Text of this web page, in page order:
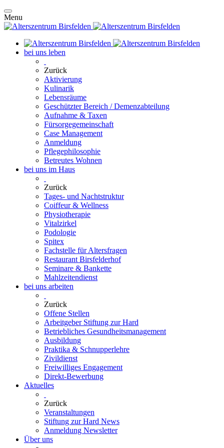
Menu
bei uns leben
Zurück
Aktivierung
Kulinarik
Lebensräume
Geschützter Bereich / Demenzabteilung
Aufnahme & Taxen
Fürsorgegemeinschaft
Case Management
Anmeldung
Pflegephilosophie
Betreutes Wohnen
bei uns im Haus
Zurück
Tages- und Nachtstruktur
Coiffeur & Wellness
Physiotherapie
Vitalzirkel
Podologie
Spitex
Fachstelle für Altersfragen
Restaurant Birsfelderhof
Seminare & Bankette
Mahlzeitendienst
bei uns arbeiten
Zurück
Offene Stellen
Arbeitgeber Stiftung zur Hard
Betriebliches Gesundheitsmanagement
Ausbildung
Praktika & Schnupperlehre
Zivildienst
Freiwilliges Engagement
Direkt-Bewerbung
Aktuelles
Zurück
Veranstaltungen
Stiftung zur Hard News
Anmeldung Newsletter
Über uns